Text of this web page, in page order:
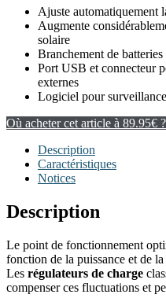
Ajuste automatiquement
Augmente
solaire
Branchement de
Port USB et connecteur
externes
Logiciel pour
Où acheter cet article à 89.95€ ?
Description
Caractéristiques
Notices
Description
Le point de fonctionnement
fonction de la puissance et de
Les régulateurs de charge
compenser ces fluctuations et